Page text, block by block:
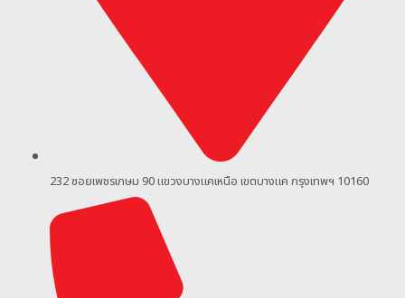
232 ซอยเพชรเกษม 90แขวงบางแคเหนือ เขตบางแค กรุงเทพฯ 10160